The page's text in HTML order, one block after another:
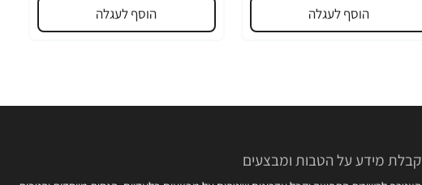
הוסף לעגלה הוסף לעגלה
קבלת מידע על הטבות ומבצעים